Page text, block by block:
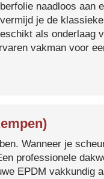
naadloos aan
je de
als onderlaag
vakman voor
Wanneer je
professionele
EPDM vakkundig